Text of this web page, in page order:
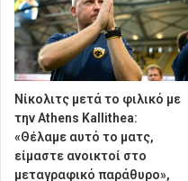
Νίκολιτς μετά το φιλικό με
την Athens Kallithea:
«Θέλαμε αυτό το ματς,
είμαστε ανοικτοί στο
μεταγραφικό παράθυρο»,